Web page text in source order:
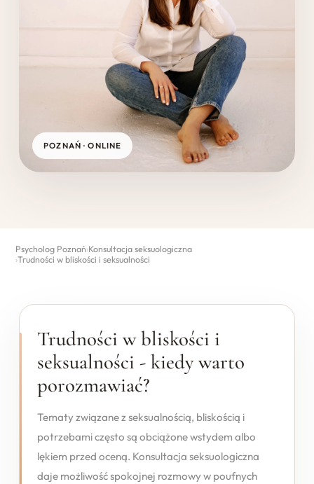
POZNAŃ · ONLINE
Psycholog Poznań Konsultacja seksuologiczna
Trudności w bliskości i seksualności
Trudności w bliskości i
seksualności - kiedy warto
porozmawiać?
Tematy związane z seksualnością, bliskością i
potrzebami często są obciążone wstydem albo
lękiem przed oceną. Konsultacja seksuologiczna
daje możliwość spokojnej rozmowy w poufnych